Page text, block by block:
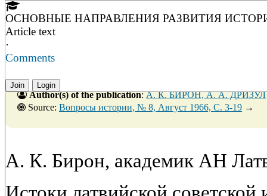
ОСНОВНЫЕ НАПРАВЛЕНИЯ РАЗВИТИЯ
Article text
·
Comments
Join Login
Author(s) of the publication:А. К. БИРОН, А. А. ДРИЗУЛ
Source: Вопросы истории, № 8, Август 1966, C. 3-19 →
А. К. Бирон, академик АН